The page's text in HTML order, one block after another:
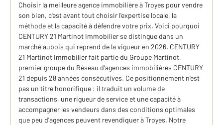
Choisir la meilleure agence immobilière à Troyes pour vendre
son bien, c'est avant tout choisir l'expertise locale, la
méthode et la capacité à défendre votre prix. Voici pourquoi
CENTURY 21 Martinot Immobilier se distingue dans un
marché aubois qui reprend de la vigueur en 2026. CENTURY
21 Martinot Immobilier fait partie du Groupe Martinot,
premier groupe du Réseau d’agences immobilières CENTURY
21 depuis 28 années consécutives. Ce positionnement n'est
pas un titre honorifique : il traduit un volume de
transactions, une rigueur de service et une capacité à
accompagner les vendeurs dans des conditions optimales
que peu d'agences peuvent revendiquer à Troyes. Notre